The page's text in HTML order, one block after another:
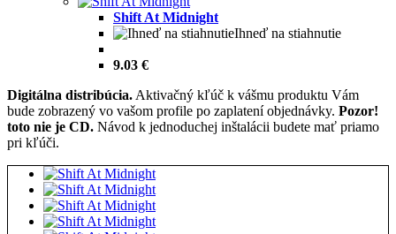
Shift At Midnight
Ihneď na stiahnutie
9.03 €
Digitálna distribúcia. Aktivačný kľúč k vášmu produktu Vám
bude zobrazený vo vašom profile po zaplatení objednávky. Pozor!
toto nie je CD. Návod k jednoduchej inštalácii budete mať priamo
pri kľúči.